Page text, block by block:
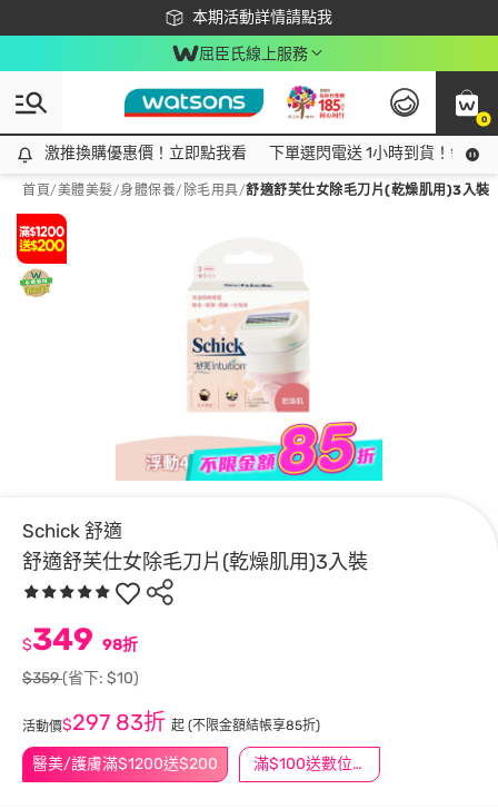
本期活動詳情請點我
下載app最高回饋$350
屈臣氏線上服務
0
激推換購優惠價！立即點我看
激推換購優惠價！立即點我看 下單選閃電送 1小時到貨！領神
首頁/美體美髮/身體保養/ 除毛用具/舒適舒芙仕女除毛刀片(乾燥肌用)3入裝
Schick 舒適
舒適舒芙仕女除毛刀片(乾燥肌用)3入裝
醫美/護膚滿$1200送$200 滿$100送數位印花
$349 98折
$359(省下: $10)
活動價$297 83折 起 (不限金額結帳享85折)